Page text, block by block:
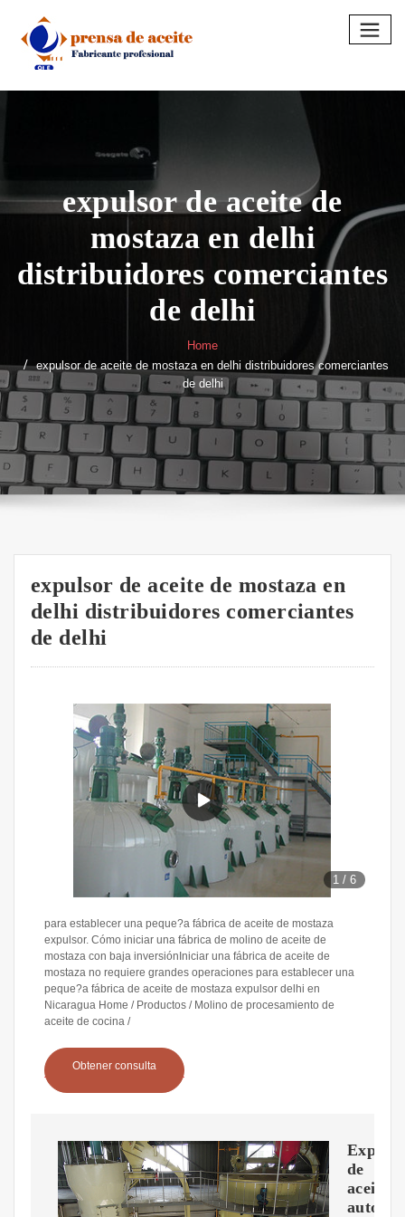
content
expulsor de aceite de
mostaza en delhi
distribuidores comerciantes
de delhi
Home
expulsor de aceite de mostaza en delhi distribuidores comerciantes
de delhi
expulsor de aceite de mostaza en
delhi distribuidores comerciantes
de delhi
1 /6
para establecer una peque?a fábrica de aceite de mostaza
expulsor. Cómo iniciar una fábrica de molino de aceite de
mostaza con baja inversiónIniciar una fábrica de aceite de
mostaza no requiere grandes operaciones para establecer una
peque?a fábrica de aceite de mostaza expulsor delhi en
Nicaragua Home / Productos / Molino de procesamiento de
aceite de cocina /
Obtener consulta
de
aceite